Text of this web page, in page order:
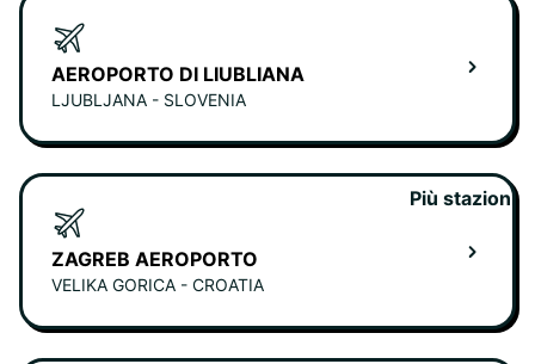
AEROPORTO DI LIUBLIANA
LJUBLJANA - SLOVENIA
ZAGREB AEROPORTO
VELIKA GORICA - CROATIA
Più stazioni